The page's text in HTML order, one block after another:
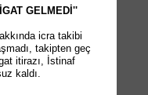
GELMEDİ''
icra takibi
takipten geç
itirazı, İstinaf
kaldı.